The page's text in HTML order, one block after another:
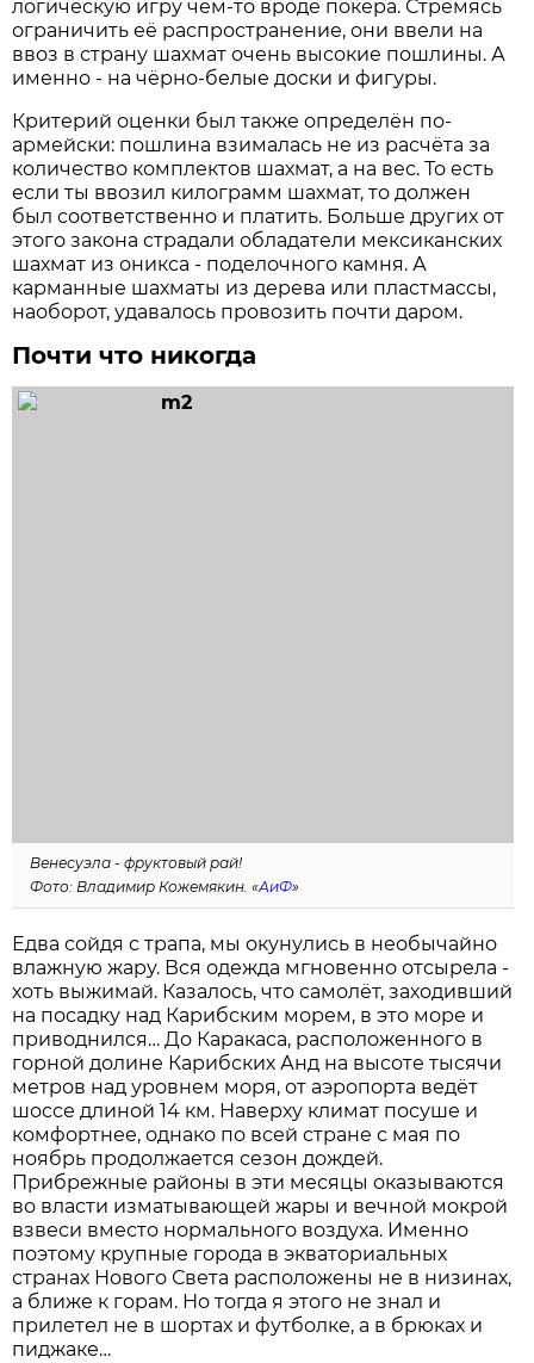
логическую игру чем-то вроде покера. Стремясь
ограничить её распространение, они ввели на
ввоз в страну шахмат очень высокие пошлины. А
именно - на чёрно-белые доски и фигуры.
Критерий оценки был также определён по-
армейски: пошлина взималась не из расчёта за
количество комплектов шахмат, а на вес. То есть
если ты ввозил килограмм шахмат, то должен
был соответственно и платить. Больше других от
этого закона страдали обладатели мексиканских
шахмат из оникса - поделочного камня. А
карманные шахматы из дерева или пластмассы,
наоборот, удавалось провозить почти даром.
Почти что никогда
Венесуэла - фруктовый рай!
Фото: Владимир Кожемякин. «АиФ»
Едва сойдя с трапа, мы окунулись в необычайно
влажную жару. Вся одежда мгновенно отсырела -
хоть выжимай. Казалось, что самолёт, заходивший
на посадку над Карибским морем, в это море и
приводнился… До Каракаса, расположенного в
горной долине Карибских Анд на высоте тысячи
метров над уровнем моря, от аэропорта ведёт
шоссе длиной 14 км. Наверху климат посуше и
комфортнее, однако по всей стране с мая по
ноябрь продолжается сезон дождей.
Прибрежные районы в эти месяцы оказываются
во власти изматывающей жары и вечной мокрой
взвеси вместо нормального воздуха. Именно
поэтому крупные города в экваториальных
странах Нового Света расположены не в низинах,
а ближе к горам. Но тогда я этого не знал и
прилетел не в шортах и футболке, а в брюках и
пиджаке…